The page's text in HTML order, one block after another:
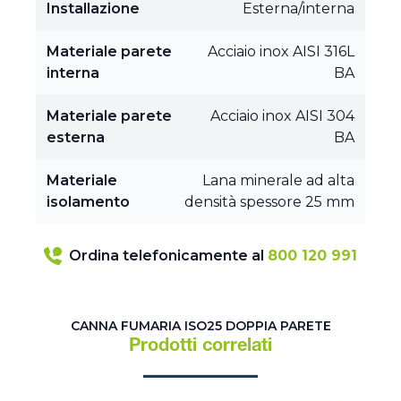
Installazione Esterna/interna
Materiale parete
interna
Acciaio inox AISI 316L
BA
Materiale parete
esterna
Acciaio inox AISI 304
BA
Materiale
isolamento
Lana minerale ad alta
densità spessore 25 mm
Ordina telefonicamente al 800 120 991
CANNA FUMARIA ISO25 DOPPIA PARETE
Prodotti correlati